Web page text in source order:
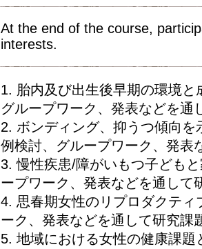
At the end of the course,
interests.
1. 胎内及び出生後早期の環境
グループワーク、発表などを通
2. ボンディング、抑うつ傾向
例検討、グループワーク、発表
3. 慢性疾患/障がいもつ子ども
ープワーク、発表などを通して
4. 思春期女性のリプロダクテ
ーク、発表などを通して研究課
5. 地域における女性の健康課